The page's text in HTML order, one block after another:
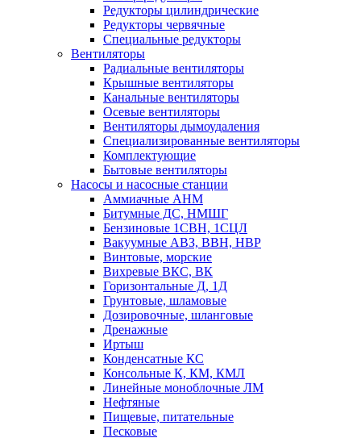
Редукторы цилиндрические
Редукторы червячные
Специальные редукторы
Вентиляторы
Радиальные вентиляторы
Крышные вентиляторы
Канальные вентиляторы
Осевые вентиляторы
Вентиляторы дымоудаления
Специализированные вентиляторы
Комплектующие
Бытовые вентиляторы
Насосы и насосные станции
Аммиачные АНМ
Битумные ДС, НМШГ
Бензиновые 1СВН, 1СЦЛ
Вакуумные АВЗ, ВВН, НВР
Винтовые, морские
Вихревые ВКС, ВК
Горизонтальные Д, 1Д
Грунтовые, шламовые
Дозировочные, шланговые
Дренажные
Иртыш
Конденсатные КС
Консольные К, КМ, КМЛ
Линейные моноблочные ЛМ
Нефтяные
Пищевые, питательные
Песковые